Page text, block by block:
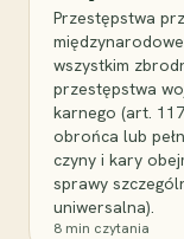
Przestępstwa
wszystkim
przestępstwa
karnego (art.
obrońca lub
czyny i kary
sprawy
uniwersalna).
8 min czytania